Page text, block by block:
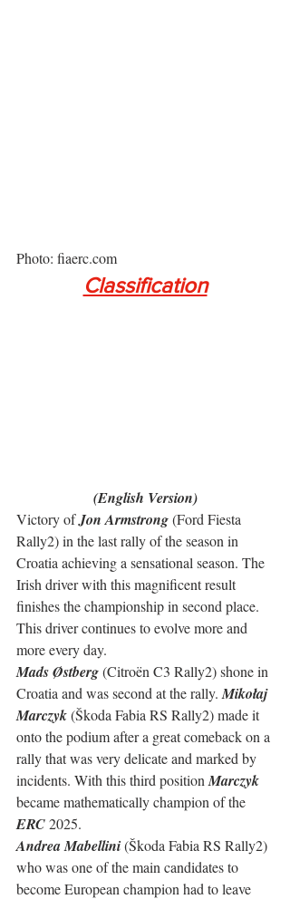
Photo: fiaerc.com
Classification
(English Version)
Victory of Jon Armstrong (Ford Fiesta
Rally2) in the last rally of the season in
Croatia achieving a sensational season. The
Irish driver with this magnificent result
finishes the championship in second place.
This driver continues to evolve more and
more every day.
Mads Østberg (Citroën C3 Rally2) shone in
Croatia and was second at the rally. Mikołaj
Marczyk (Škoda Fabia RS Rally2) made it
onto the podium after a great comeback on a
rally that was very delicate and marked by
incidents. With this third position Marczyk
became mathematically champion of the
ERC 2025.
Andrea Mabellini (Škoda Fabia RS Rally2)
who was one of the main candidates to
become European champion had to leave